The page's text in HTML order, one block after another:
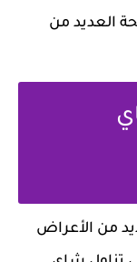
العديد من
من الأعراض